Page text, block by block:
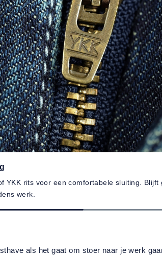
YKK rits voor een comfortabele sluiting. Blijft
werk.
als het gaat om stoer naar je werk